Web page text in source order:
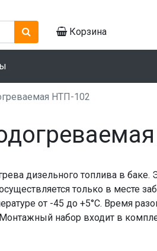
Корзина
НТП-102
дизельного топлива в
только в месте
от -45 до +5°С. Время
набор входит в